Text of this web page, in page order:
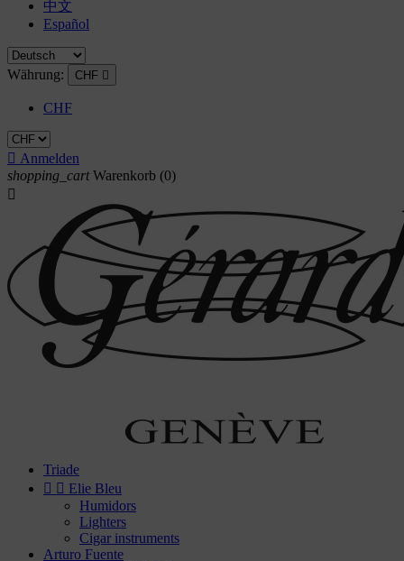
中文
Español
Währung: CHF 
CHF
 Anmelden
shopping_cart Warenkorb (0)

Triade
  Elie Bleu
Humidors
Lighters
Cigar instruments
Arturo Fuente